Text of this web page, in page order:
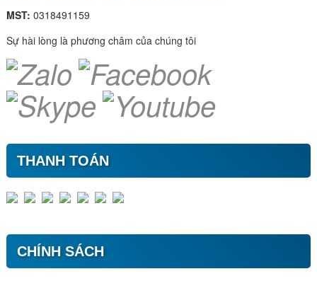
MST: 0318491159
Sự hài lòng là phương châm của chúng tôi
THANH TOÁN
CHÍNH SÁCH